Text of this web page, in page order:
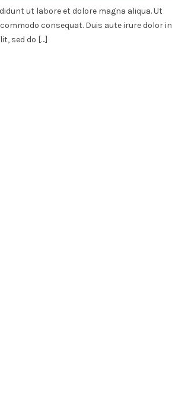
ut labore et dolore magna aliqua. Ut
consequat. Duis aute irure dolor in
sed do […]